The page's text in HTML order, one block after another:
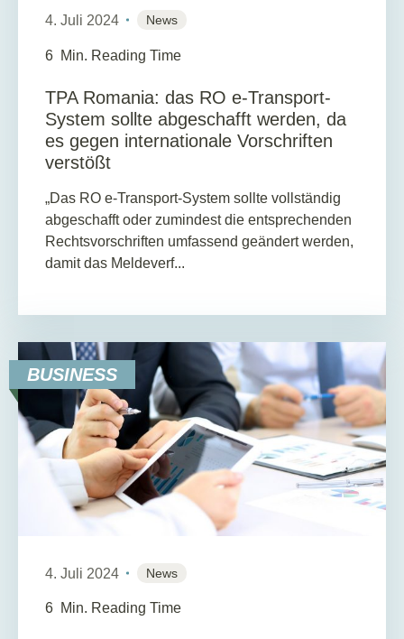
4. Juli 2024 News
6 Min. Reading Time
TPA Romania: das RO e-Transport-
System sollte abgeschafft werden, da
es gegen internationale Vorschriften
verstößt
„Das RO e-Transport-System sollte vollständig
abgeschafft oder zumindest die entsprechenden
Rechtsvorschriften umfassend geändert werden,
damit das Meldeverf...
BUSINESS
4. Juli 2024 News
6 Min. Reading Time